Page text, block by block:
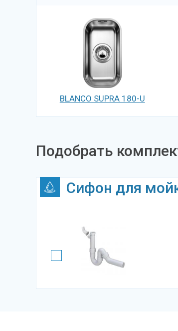
BLANCO SUPRA 180-U
Подобрать
Сифон для